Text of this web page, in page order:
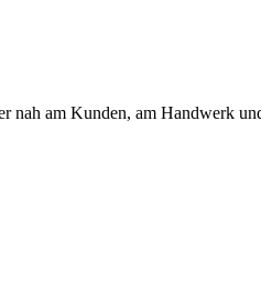
nah am Kunden, am Handwerk